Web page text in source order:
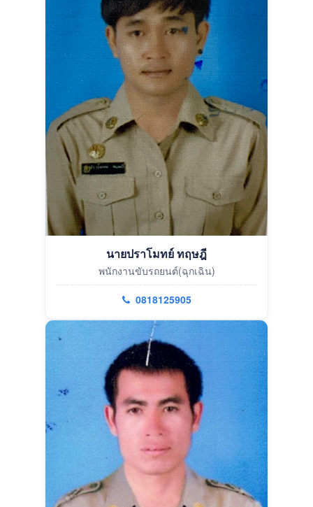
นายปราโมทย์ ทฤษฎี
พนักงานขับรถยนต์(ฉุกเฉิน)
0818125905